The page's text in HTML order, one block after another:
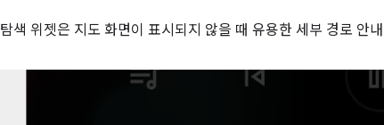
탐색 위젯은 지도 화면이 표시되지 않을 때 유용한 세부 경로 안